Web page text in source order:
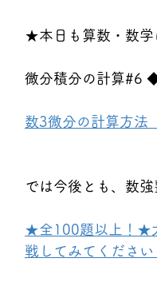
★本日も算数・数学
微分積分の計算#6
数3微分の計算方法
では今後とも、数
★全100題以上！★
戦してみてくださ